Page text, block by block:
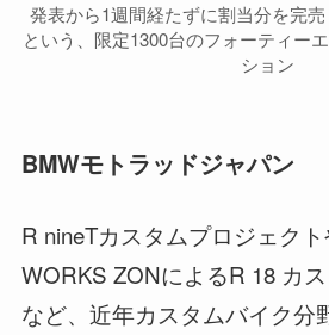
発表から1週間経たずに割当分を完
という、限定1300台のフォーティー
ション
BMWモトラッドジャパン
R nineTカスタムプロジェク
WORKS ZONによるR 18 カ
など、近年カスタムバイク分